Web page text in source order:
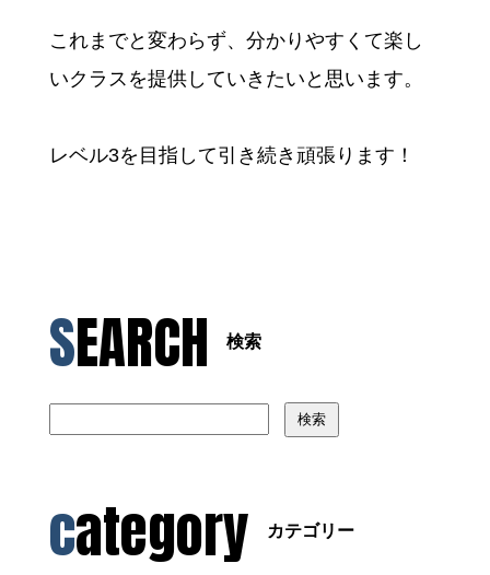
これまでと変わらず、分かりやすくて楽し
いクラスを提供していきたいと思います。
レベル3を目指して引き続き頑張ります！
SEARCH 検索
検索
category カテゴリー